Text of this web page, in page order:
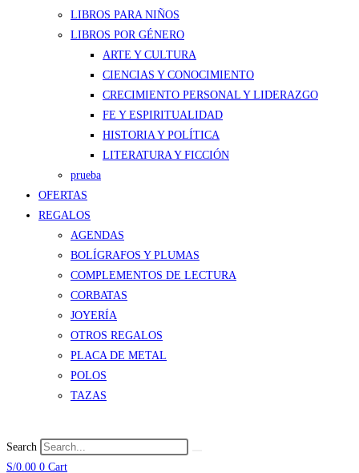
LIBROS PARA NIÑOS
LIBROS POR GÉNERO
ARTE Y CULTURA
CIENCIAS Y CONOCIMIENTO
CRECIMIENTO PERSONAL Y LIDERAZGO
FE Y ESPIRITUALIDAD
HISTORIA Y POLÍTICA
LITERATURA Y FICCIÓN
prueba
OFERTAS
REGALOS
AGENDAS
BOLÍGRAFOS Y PLUMAS
COMPLEMENTOS DE LECTURA
CORBATAS
JOYERÍA
OTROS REGALOS
PLACA DE METAL
POLOS
TAZAS
Search
S/0.00 0 Cart